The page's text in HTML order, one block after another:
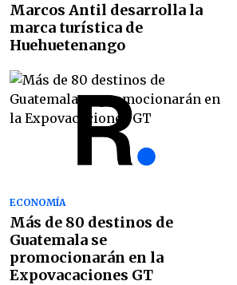
Marcos Antil desarrolla la
marca turística de
Huehuetenango
ECONOMÍA
Más de 80 destinos de
Guatemala se
promocionarán en la
Expovacaciones GT